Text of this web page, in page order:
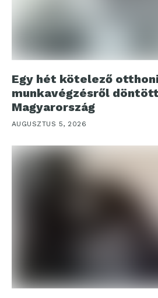
Egy hét kötelező otthoni
munkavégzésről
Magyarország
AUGUSZTUS 5, 2026